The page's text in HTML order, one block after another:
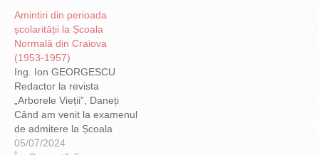
Amintiri din perioada
școlarității la Școala
Normală din Craiova
(1953-1957)
Ing. Ion GEORGESCU
Redactor la revista
„Arborele Vieții”, Daneți
Când am venit la examenul
de admitere la Școala
Normală din Craiova, am
05/07/2024